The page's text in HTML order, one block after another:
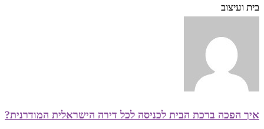
בית ועיצוב
איך הפכה ברכת הבית לכניסה לכל דירה הישראלית המודרנית?